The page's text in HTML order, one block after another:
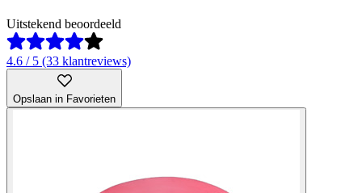
Uitstekend beoordeeld
4.6 / 5 (33 klantreviews)
Opslaan in Favorieten